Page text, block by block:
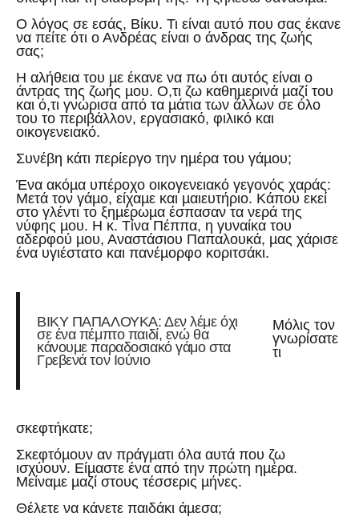
Ο λόγος σε εσάς, Βίκυ. Τι είναι αυτό που σας έκανε
να πείτε ότι ο Ανδρέας είναι ο άνδρας της ζωής
σας;
Η αλήθεια του µε έκανε να πω ότι αυτός είναι ο
άντρας της ζωής µου. Ο,τι ζω καθηµερινά µαζί του
και ό,τι γνώρισα από τα µάτια των άλλων σε όλο
του το περιβάλλον, εργασιακό, φιλικό και
οικογενειακό.
Συνέβη κάτι περίεργο την ηµέρα του γάµου;
Ένα ακόµα υπέροχο οικογενειακό γεγονός χαράς:
Μετά τον γάµο, είχαµε και µαιευτήριο. Κάπου εκεί
στο γλέντι το ξηµέρωµα έσπασαν τα νερά της
νύφης µου. Η κ. Τίνα Πέππα, η γυναίκα του
αδερφού µου, Αναστάσιου Παπαλουκά, µας χάρισε
ένα υγιέστατο και πανέµορφο κοριτσάκι.
ΒΙΚΥ ΠΑΠΑΛΟΥΚΑ: Δεν λέμε όχι
σε ένα πέμπτο παιδί, ενώ θα
κάνουμε παραδοσιακό γάμο στα
Γρεβενά τον Ιούνιο
Μόλις τον
γνωρίσατε
τι
σκεφτήκατε;
Σκεφτόµουν αν πράγµατι όλα αυτά που ζω
ισχύουν. Είµαστε ένα από την πρώτη ηµέρα.
Μείναµε µαζί στους τέσσερις µήνες.
Θέλετε να κάνετε παιδάκι άµεσα;